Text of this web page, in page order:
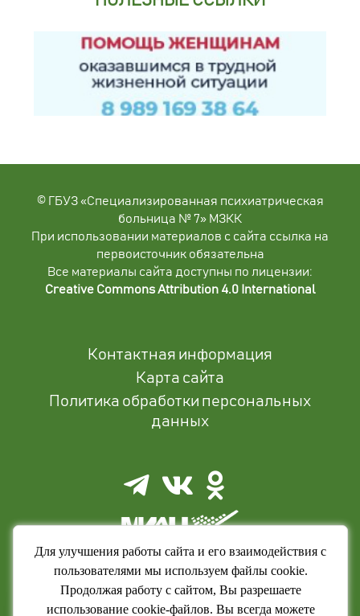
© ГБУЗ «Специализированная психиатрическая
больница № 7» МЗКК
При использовании материалов с сайта ссылка на
первоисточник обязательна
Все материалы сайта доступны по лицензии:
Creative Commons Attribution 4.0 International
Для улучшения работы сайта и его взаимодействия с
пользователями мы используем файлы cookie.
Продолжая работу с сайтом, Вы разрешаете
использование cookie-файлов. Вы всегда можете
Контактная информация
Карта сайта
Политика обработки персональных
данных